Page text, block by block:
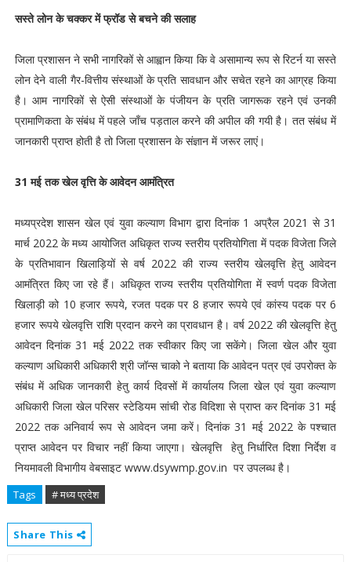
सस्ते लोन के चक्कर में फ्रॉड से बचने की सलाह
जिला प्रशासन ने सभी नागरिकों से आह्वान किया कि वे असामान्य रूप से रिटर्न या सस्ते
लोन देने वाली गैर-वित्तीय संस्थाओं के प्रति सावधान और सचेत रहने का आग्रह किया
है। आम नागरिकों से ऐसी संस्थाओं के पंजीयन के प्रति जागरूक रहने एवं उनकी
प्रामाणिकता के संबंध में पहले जाँच पड़ताल करने की अपील की गयी है। तत संबंध में
जानकारी प्राप्त होती है तो जिला प्रशासन के संज्ञान में जरूर लाएं।
31 मई तक खेल वृत्ति के आवेदन आमंत्रित
मध्यप्रदेश शासन खेल एवं युवा कल्याण विभाग द्वारा दिनांक 1 अप्रैल 2021 से 31
मार्च 2022 के मध्य आयोजित अधिकृत राज्य स्तरीय प्रतियोगिता में पदक विजेता जिले
के प्रतिभावान खिलाड़ियों से वर्ष 2022 की राज्य स्तरीय खेलवृत्ति हेतु आवेदन
आमंत्रित किए जा रहे हैं। अधिकृत राज्य स्तरीय प्रतियोगिता में स्वर्ण पदक विजेता
खिलाड़ी को 10 हजार रूपये, रजत पदक पर 8 हजार रूपये एवं कांस्य पदक पर 6
हजार रूपये खेलवृत्ति राशि प्रदान करने का प्रावधान है। वर्ष 2022 की खेलवृत्ति हेतु
आवेदन दिनांक 31 मई 2022 तक स्वीकार किए जा सकेंगे। जिला खेल और युवा
कल्याण अधिकारी अधिकारी श्री जॉन्स चाको ने बताया कि आवेदन पत्र एवं उपरोक्त के
संबंध में अधिक जानकारी हेतु कार्य दिवसों में कार्यालय जिला खेल एवं युवा कल्याण
अधिकारी जिला खेल परिसर स्टेडियम सांची रोड विदिशा से प्राप्त कर दिनांक 31 मई
2022 तक अनिवार्य रूप से आवेदन जमा करें। दिनांक 31 मई 2022 के पश्चात
प्राप्त आवेदन पर विचार नहीं किया जाएगा। खेलवृत्ति हेतु निर्धारित दिशा निर्देश व
नियमावली विभागीय वेबसाइट www.dsywmp.gov.in पर उपलब्ध है।
Tags # मध्य प्रदेश
Share This